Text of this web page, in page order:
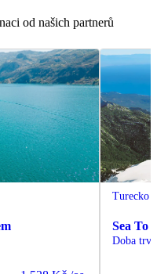
od našich partnerů
Turecko
Sea To
Doba